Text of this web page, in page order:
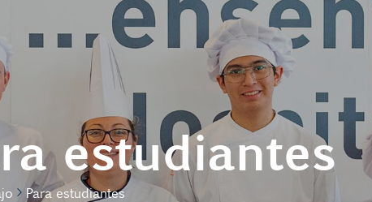
estudiantes
Para estudiantes